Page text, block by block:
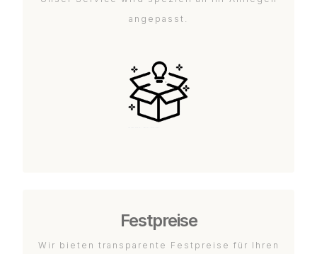
angepasst.
Festpreise
Wir bieten transparente Festpreise für Ihren